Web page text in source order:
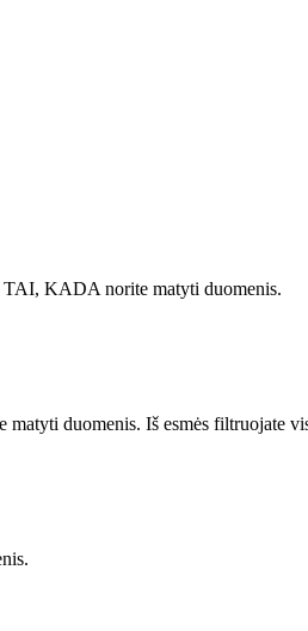
TAI, KADA norite matyti duomenis.
duomenis. Iš esmės filtruojate